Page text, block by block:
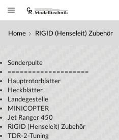
Home RIGID (Henseleit) Zubehör
Senderpulte
====================
Hauptrotorblätter
Heckblätter
Landegestelle
MINICOPTER
Jet Ranger 450
RIGID (Henseleit) Zubehör
TDR-2-Tuning